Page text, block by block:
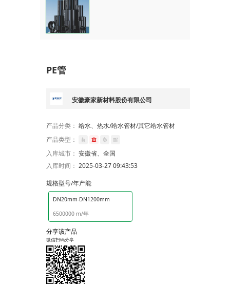
PE管
安徽豪家新材料股份有限公司
产品分类： 给水、热水/给水管材/其它给水管材
产品类型：
入库城市： 安徽省、全国
入库时间： 2025-03-27 09:43:53
规格型号/年产能
DN20mm-DN1200mm
6500000 m/年
分享该产品
微信扫码分享